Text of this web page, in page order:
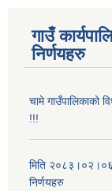
गाउँ
निर्णयहरु
चामे गाउँपालिकाको
!!!
मिति २०८३।०२।०६
निर्णयहरु